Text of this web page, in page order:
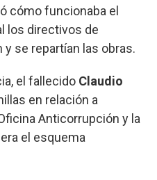
cómo funcionaba el
los directivos de
se repartían las obras.
el fallecido Claudio
en relación a
Anticorrupción y la
el esquema